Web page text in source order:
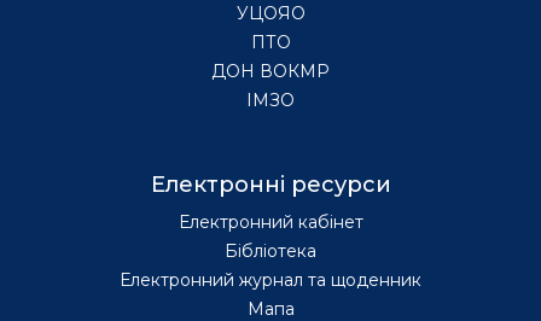
УЦОЯО
ПТО
ДОН ВОКМР
ІМЗО
Електронні ресурси
Електронний кабінет
Бібліотека
Електронний журнал та щоденник
Мапа